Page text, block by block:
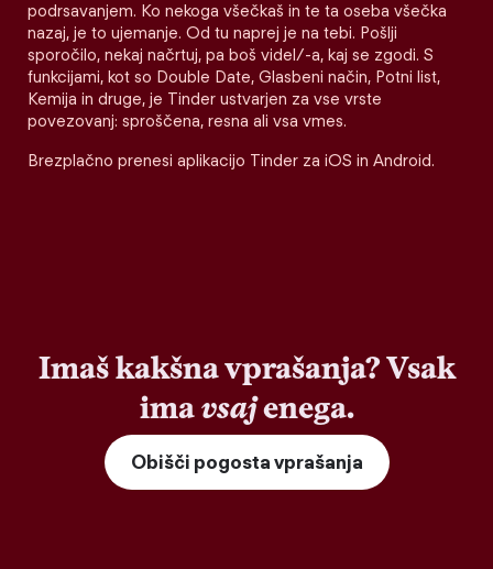
podrsavanjem. Ko nekoga všečkaš in te ta oseba všečka
nazaj, je to ujemanje. Od tu naprej je na tebi. Pošlji
sporočilo, nekaj načrtuj, pa boš videl/-a, kaj se zgodi. S
funkcijami, kot so Double Date, Glasbeni način, Potni list,
Kemija in druge, je Tinder ustvarjen za vse vrste
povezovanj: sproščena, resna ali vsa vmes.
Brezplačno prenesi aplikacijo Tinder za iOS in Android.
Imaš kakšna vprašanja? Vsak
imavsajenega.
Obišči pogosta vprašanja